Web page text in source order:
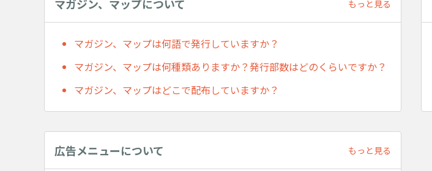
マガジン、マップについて もっと見る
マガジン、マップは何語で発行していますか？
マガジン、マップは何種類ありますか？発行部数はどのくらいですか？
マガジン、マップはどこで配布していますか？
広告メニューについて もっと見る